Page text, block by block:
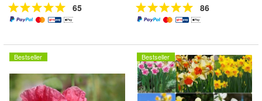
65 86
Bestseller Bestseller